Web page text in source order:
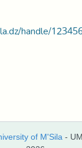
handle/
of M'Sila -